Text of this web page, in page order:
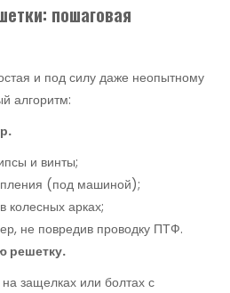
пошаговая
и под силу даже неопытному
алгоритм:
и винты;
(под машиной);
колесных арках;
не повредив проводку ПТФ.
решетку.
защелках или болтах с